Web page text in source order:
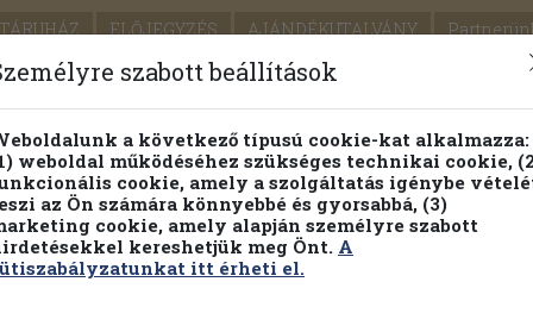
ELŐJEGYZÉS AJÁNDÉKUTALVÁNY
SEGÍTSÉG
PILLANATNYI ÁRAINK FENNTARTHATÓ
Részletes kereső Témaköri fa
szabott beállítások
a következő típusú cookie-kat alkalmazza:
weboldal működéséhez szükséges technikai cookie,
cookie, amely a szolgáltatás igénybe
az Ön számára könnyebbé és gyorsabbá, (3)
cookie, amely alapján személyre szabott
kereshetjük meg Önt. A
itt érheti el.